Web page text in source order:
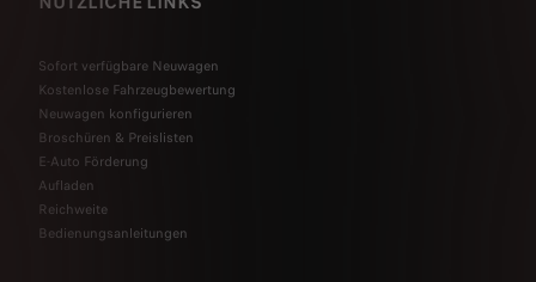
Sofort verfügbare Neuwagen
Kostenlose Fahrzeugbewertung
Neuwagen konfigurieren
Broschüren & Preislisten
E-Auto Förderung
Aufladen
Reichweite
Bedienungsanleitungen